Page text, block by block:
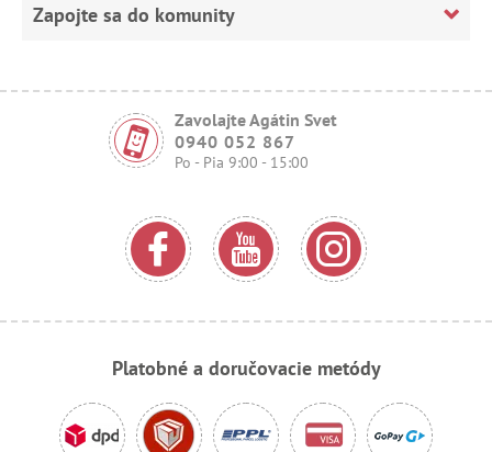
Zapojte sa do komunity
Zavolajte Agátin Svet
0940 052 867
Po - Pia 9:00 - 15:00
Platobné a doručovacie metódy